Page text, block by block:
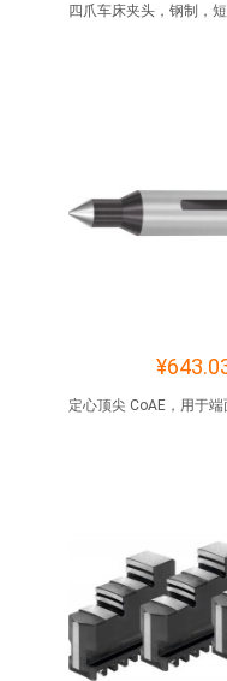
四爪车床夹头，钢制，
定心顶尖 CoAE，用于